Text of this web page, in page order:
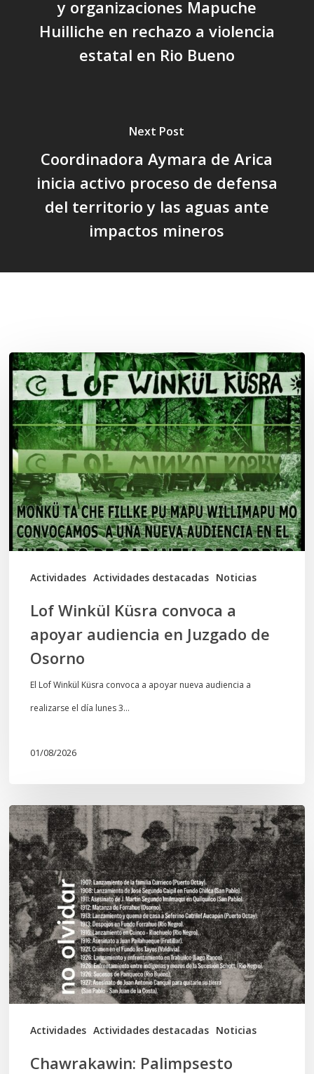
y organizaciones Mapuche
Huilliche en rechazo a violencia
estatal en Rio Bueno
Next Post
Coordinadora Aymara de Arica
inicia activo proceso de defensa
del territorio y las aguas ante
impactos mineros
Actividades Actividades destacadas Noticias
Lof
Winkül
Küsra
convoca
a
apoyar
audiencia
en
Juzgado
Lof Winkül Küsra convoca a
apoyar audiencia en Juzgado de
Osorno
El Lof Winkül Küsra convoca a apoyar nueva audiencia a
realizarse el día lunes 3…
01/08/2026
Actividades Actividades destacadas Noticias
Chawrakawin:
Palimpsesto
explora
a
través
del
arte
las
tensiones
documentales
Chawrakawin: Palimpsesto